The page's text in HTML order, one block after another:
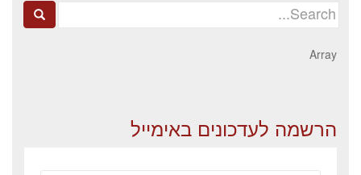
Search
Array
הרשמה לעדכונים באימייל